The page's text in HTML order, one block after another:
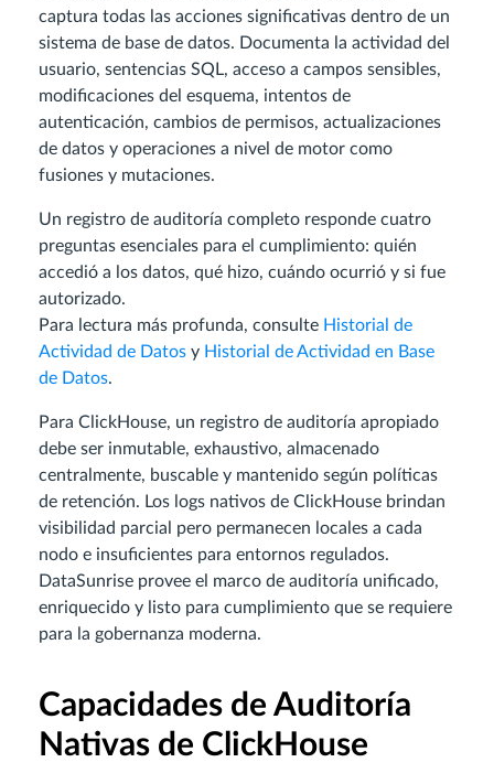
captura todas las acciones significativas dentro de un
sistema de base de datos. Documenta la actividad del
usuario, sentencias SQL, acceso a campos sensibles,
modificaciones del esquema, intentos de
autenticación, cambios de permisos, actualizaciones
de datos y operaciones a nivel de motor como
fusiones y mutaciones.
Un registro de auditoría completo responde cuatro
preguntas esenciales para el cumplimiento: quién
accedió a los datos, qué hizo, cuándo ocurrió y si fue
autorizado.
Para lectura más profunda, consulte Historial de
Actividad de Datos y Historial de Actividad en Base
de Datos.
Para ClickHouse, un registro de auditoría apropiado
debe ser inmutable, exhaustivo, almacenado
centralmente, buscable y mantenido según políticas
de retención. Los logs nativos de ClickHouse brindan
visibilidad parcial pero permanecen locales a cada
nodo e insuficientes para entornos regulados.
DataSunrise provee el marco de auditoría unificado,
enriquecido y listo para cumplimiento que se requiere
para la gobernanza moderna.
Capacidades de Auditoría
Nativas de ClickHouse